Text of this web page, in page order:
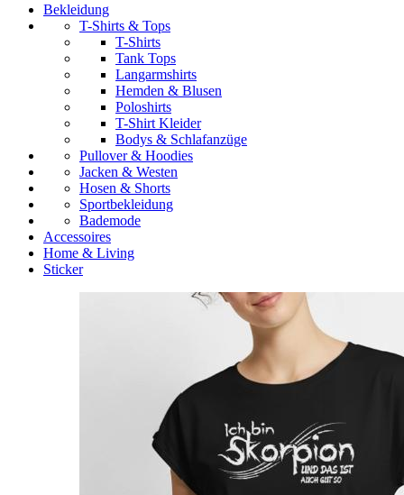
Bekleidung
T-Shirts & Tops
T-Shirts
Tank Tops
Langarmshirts
Hemden & Blusen
Poloshirts
T-Shirt Kleider
Bodys & Schlafanzüge
Pullover & Hoodies
Jacken & Westen
Hosen & Shorts
Sportbekleidung
Bademode
Accessoires
Home & Living
Sticker